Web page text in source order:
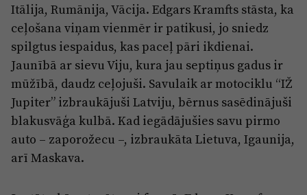
Itālija, Rumānija, Vācija. Edgars Kramfts stāsta, ka
ceļošana viņam vienmēr ir patikusi, jo sniedz
spilgtus iespaidus, kas paceļ pāri ikdienai.
Jaunībā ar sievu Viju, kura jau septiņus gadus ir
mūžībā, daudz ceļojuši. Savulaik ar motociklu “IŽ
Jupiter” izbraukājuši Latviju, bērnus sasēdinājuši
blakusvāģa kulbā. Kad iegādājušies savu pirmo
auto – zaporožecu –, izbraukāta Lietuva, Igaunija,
arī Maskava.